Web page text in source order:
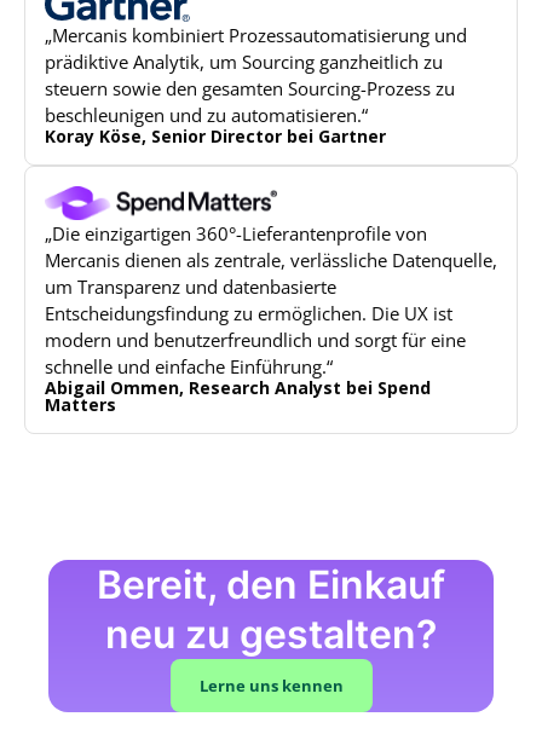
„Mercanis kombiniert Prozessautomatisierung und
prädiktive Analytik, um Sourcing ganzheitlich zu
steuern sowie den gesamten Sourcing-Prozess zu
beschleunigen und zu automatisieren.“
Koray Köse, Senior Director bei Gartner
„Die einzigartigen 360°-Lieferantenprofile von
Mercanis dienen als zentrale, verlässliche Datenquelle,
um Transparenz und datenbasierte
Entscheidungsfindung zu ermöglichen. Die UX ist
modern und benutzerfreundlich und sorgt für eine
schnelle und einfache Einführung.“
Abigail Ommen, Research Analyst bei Spend
Matters
Bereit, den Einkauf
neu zu gestalten?
Lerne uns kennen